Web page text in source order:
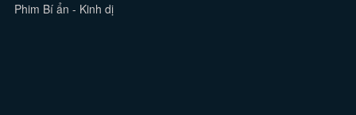
Phim Bí ẩn - Kinh dị